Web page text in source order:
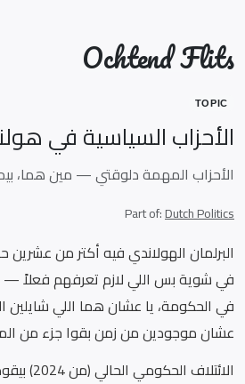
Ochtend Flits
TOPIC
الأحزاب السياسية في
الأحزاب المهمة دلوقتي — مين هما،
Part of:Dutch Politics
البرلمان الهولاندي فيه أكتر من
في شوية بس اللي لازم تعرفهم فعلاً
في الحكومة، يا عشان هما اللي شايلين
عشان موجودين من زمن بقوا جزء من
الائتلاف الحكومي الحالي (من 2024) بيقوده حزب